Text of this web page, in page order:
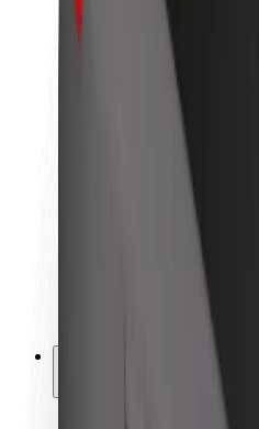
Tiskové centrum
Pokyny ke značce
Vztahy s investory
Bezpečnost cestujících